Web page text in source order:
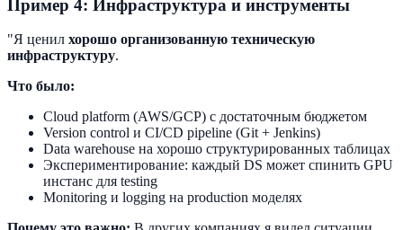
Пример 4: Инфраструктура и инструменты
"Я ценил хорошо организованную техническую
инфраструктуру.
Что было:
Cloud platform (AWS/GCP) с достаточным бюджетом
Version control и CI/CD pipeline (Git + Jenkins)
Data warehouse на хорошо структурированных таблицах
Экспериментирование: каждый DS может спинить GPU
инстанс для testing
Monitoring и logging на production моделях